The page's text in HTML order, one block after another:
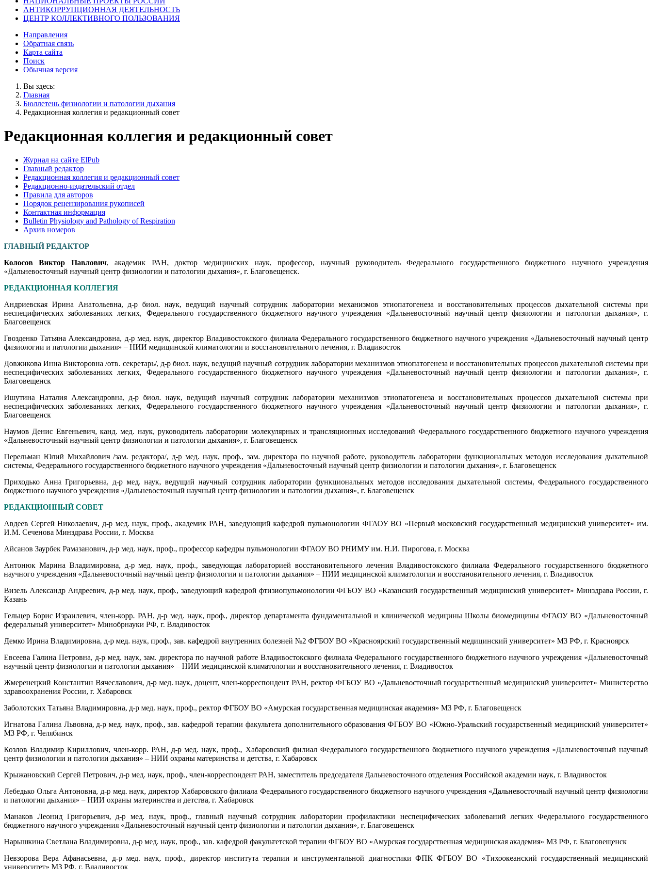
АНТИКОРРУПЦИОННАЯ ДЕЯТЕЛЬНОСТЬ
ЦЕНТР КОЛЛЕКТИВНОГО ПОЛЬЗОВАНИЯ
Направления
Обратная связь
Карта сайта
Поиск
Обычная версия
Вы здесь:
Главная
Бюллетень физиологии и патологии дыхания
Редакционная коллегия и редакционный совет
Редакционная коллегия и редакционный совет
Журнал на сайте ElPub
Главный редактор
Редакционная коллегия и редакционный совет
Редакционно-издательский отдел
Правила для авторов
Порядок рецензирования рукописей
Контактная информация
Bulletin Physiology and Pathology of Respiration
Архив номеров
ГЛАВНЫЙ РЕДАКТОР
Колосов Виктор Павлович, академик РАН, доктор медицинских наук, профессор, научный руководитель Федерального государственного бюджетного научного учреждения
«Дальневосточный научный центр физиологии и патологии дыхания», г. Благовещенск.
РЕДАКЦИОННАЯ КОЛЛЕГИЯ
Андриевская Ирина Анатольевна, д-р биол. наук, ведущий научный сотрудник лаборатории механизмов этиопатогенеза и восстановительных процессов дыхательной системы при
неспецифических заболеваниях легких, Федерального государственного бюджетного научного учреждения «Дальневосточный научный центр физиологии и патологии дыхания», г.
Благовещенск
Гвозденко Татьяна Александровна, д-р мед. наук, директор Владивостокского филиала Федерального государственного бюджетного научного учреждения «Дальневосточный научный центр
физиологии и патологии дыхания» – НИИ медицинской климатологии и восстановительного лечения, г. Владивосток
Довжикова Инна Викторовна /отв. секретарь/, д-р биол. наук, ведущий научный сотрудник лаборатории механизмов этиопатогенеза и восстановительных процессов дыхательной системы при
неспецифических заболеваниях легких, Федерального государственного бюджетного научного учреждения «Дальневосточный научный центр физиологии и патологии дыхания», г.
Благовещенск
Ишутина Наталия Александровна, д-р биол. наук, ведущий научный сотрудник лаборатории механизмов этиопатогенеза и восстановительных процессов дыхательной системы при
неспецифических заболеваниях легких, Федерального государственного бюджетного научного учреждения «Дальневосточный научный центр физиологии и патологии дыхания», г.
Благовещенск
Наумов Денис Евгеньевич, канд. мед. наук, руководитель лаборатории молекулярных и трансляционных исследований Федерального государственного бюджетного научного учреждения
«Дальневосточный научный центр физиологии и патологии дыхания», г. Благовещенск
Перельман Юлий Михайлович /зам. редактора/, д-р мед. наук, проф., зам. директора по научной работе, руководитель лаборатории функциональных методов исследования дыхательной
системы, Федерального государственного бюджетного научного учреждения «Дальневосточный научный центр физиологии и патологии дыхания», г. Благовещенск
Приходько Анна Григорьевна, д-р мед. наук, ведущий научный сотрудник лаборатории функциональных методов исследования дыхательной системы, Федерального государственного
бюджетного научного учреждения «Дальневосточный научный центр физиологии и патологии дыхания», г. Благовещенск
РЕДАКЦИОННЫЙ СОВЕТ
Авдеев Сергей Николаевич, д-р мед. наук, проф., академик РАН, заведующий кафедрой пульмонологии ФГАОУ ВО «Первый московский государственный медицинский университет» им.
И.М. Сеченова Минздрава России, г. Москва
Айсанов Заурбек Рамазанович, д-р мед. наук, проф., профессор кафедры пульмонологии ФГАОУ ВО РНИМУ им. Н.И. Пирогова, г. Москва
Антонюк Марина Владимировна, д-р мед. наук, проф., заведующая лабораторией восстановительного лечения Владивостокского филиала Федерального государственного бюджетного
научного учреждения «Дальневосточный научный центр физиологии и патологии дыхания» – НИИ медицинской климатологии и восстановительного лечения, г. Владивосток
Визель Александр Андреевич, д-р мед. наук, проф., заведующий кафедрой фтизиопульмонологии ФГБОУ ВО «Казанский государственный медицинский университет» Минздрава России, г.
Казань
Гельцер Борис Израилевич, член-корр. РАН, д-р мед. наук, проф., директор департамента фундаментальной и клинической медицины Школы биомедицины ФГАОУ ВО «Дальневосточный
федеральный университет» Минобрнауки РФ, г. Владивосток
Демко Ирина Владимировна, д-р мед. наук, проф., зав. кафедрой внутренних болезней №2 ФГБОУ ВО «Красноярский государственный медицинский университет» МЗ РФ, г. Красноярск
Евсеева Галина Петровна, д-р мед. наук, зам. директора по научной работе Владивостокского филиала Федерального государственного бюджетного научного учреждения «Дальневосточный
научный центр физиологии и патологии дыхания» – НИИ медицинской климатологии и восстановительного лечения, г. Владивосток
Жмеренецкий Константин Вячеславович, д-р мед. наук, доцент, член-корреспондент РАН, ректор ФГБОУ ВО «Дальневосточный государственный медицинский университет» Министерство
здравоохранения России, г. Хабаровск
Заболотских Татьяна Владимировна, д-р мед. наук, проф., ректор ФГБОУ ВО «Амурская государственная медицинская академия» МЗ РФ, г. Благовещенск
Игнатова Галина Львовна, д-р мед. наук, проф., зав. кафедрой терапии факультета дополнительного образования ФГБОУ ВО «Южно-Уральский государственный медицинский университет»
МЗ РФ, г. Челябинск
Козлов Владимир Кириллович, член-корр. РАН, д-р мед. наук, проф., Хабаровский филиал Федерального государственного бюджетного научного учреждения «Дальневосточный научный
центр физиологии и патологии дыхания» – НИИ охраны материнства и детства, г. Хабаровск
Крыжановский Сергей Петрович, д-р мед. наук, проф., член-корреспондент РАН, заместитель председателя Дальневосточного отделения Российской академии наук, г. Владивосток
Лебедько Ольга Антоновна, д-р мед. наук, директор Хабаровского филиала Федерального государственного бюджетного научного учреждения «Дальневосточный научный центр физиологии
и патологии дыхания» – НИИ охраны материнства и детства, г. Хабаровск
Манаков Леонид Григорьевич, д-р мед. наук, проф., главный научный сотрудник лаборатории профилактики неспецифических заболеваний легких Федерального государственного
бюджетного научного учреждения «Дальневосточный научный центр физиологии и патологии дыхания», г. Благовещенск
Нарышкина Светлана Владимировна, д-р мед. наук, проф., зав. кафедрой факультетской терапии ФГБОУ ВО «Амурская государственная медицинская академия» МЗ РФ, г. Благовещенск
Невзорова Вера Афанасьевна, д-р мед. наук, проф., директор института терапии и инструментальной диагностики ФПК ФГБОУ ВО «Тихоокеанский государственный медицинский
университет» МЗ РФ, г. Владивосток